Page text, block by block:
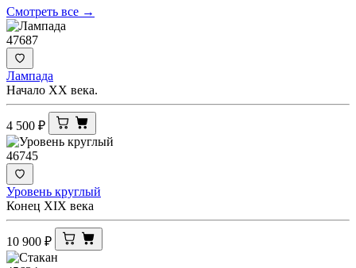
Смотреть все →
47687
Лампада
Начало ХХ века.
4 500 ₽
46745
Уровень круглый
Конец XIX века
10 900 ₽